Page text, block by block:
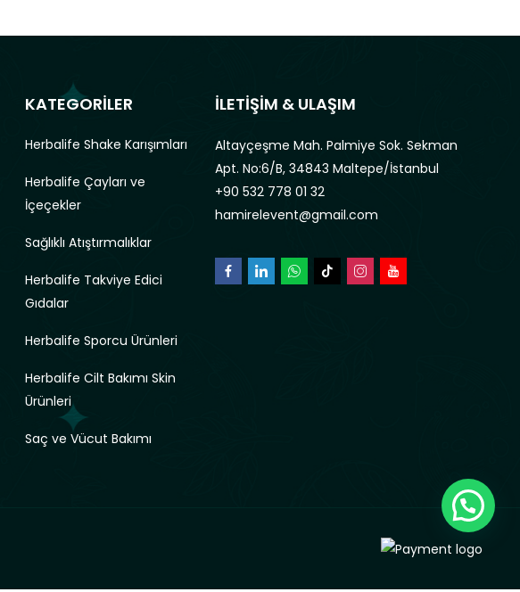
KATEGORİLER
Herbalife Shake Karışımları
Herbalife Çayları ve
İçeçekler
Sağlıklı Atıştırmalıklar
Herbalife Takviye Edici
Gıdalar
Herbalife Sporcu Ürünleri
Herbalife Cilt Bakımı Skin
Ürünleri
Saç ve Vücut Bakımı
İLETİŞİM & ULAŞIM
Altayçeşme Mah. Palmiye Sok. Sekman
Apt. No:6/B, 34843 Maltepe/İstanbul
+90 532 778 01 32
hamirelevent@gmail.com